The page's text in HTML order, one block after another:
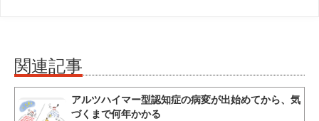
関連記事
アルツハイマー型認知症の病変が出始めてから、気
づくまで何年かかる